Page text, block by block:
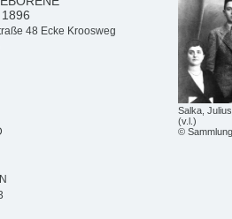
Salka,
(v.l.)
©
48 Ecke Kroosweg